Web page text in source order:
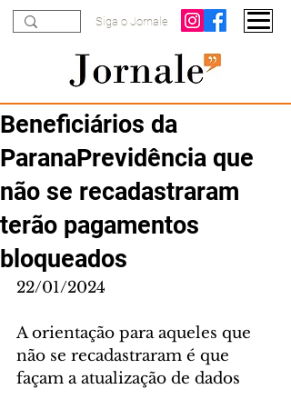
Siga o Jornale
Beneficiários da
ParanaPrevidência que
não se recadastraram
terão pagamentos
bloqueados
22/01/2024
A orientação para aqueles que
não se recadastraram é que
façam a atualização de dados